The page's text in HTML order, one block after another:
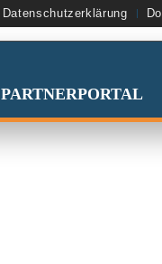
Datenschutzerklärung
PARTNERPORTAL